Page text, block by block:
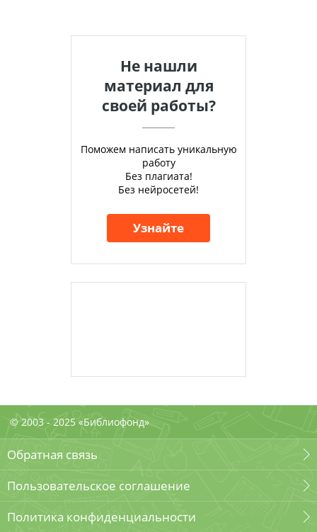
Не нашли
материал для
своей работы?
Поможем написать уникальную
работу
Без плагиата!
Без нейросетей!
Узнайте
© 2003 - 2025 «Библиофонд»
Обратная связь
Пользовательское соглашение
Политика конфиденциальности